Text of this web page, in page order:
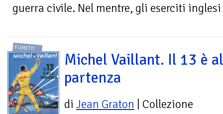
guerra civile. Nel mentre, gli eserciti
FUMETTI
Michel Vaillant. Il 13 è
partenza
di Jean Graton | Collezione